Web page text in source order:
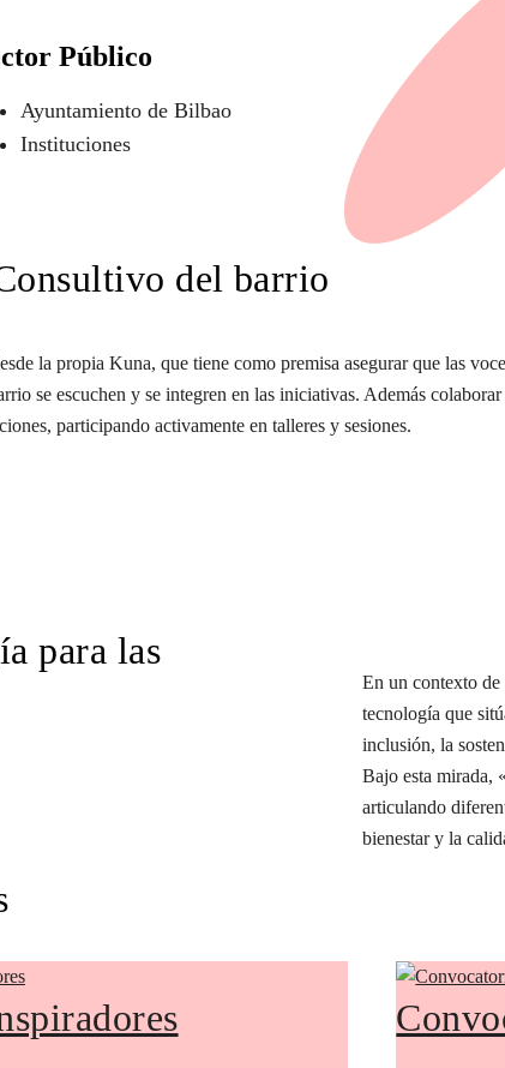
Público
Ayuntamiento de Bilbao
Instituciones
del barrio
la propia Kuna, que tiene como premisa asegurar que las
se escuchen y se integren en las iniciativas. Además colaborar
participando activamente en talleres y sesiones.
para las
En un contexto
tecnología que
inclusión, la
Bajo esta mirada,
articulando
bienestar y la